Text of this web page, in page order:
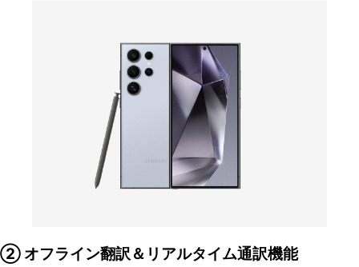
② オフライン翻訳＆リアルタイム通訳機能